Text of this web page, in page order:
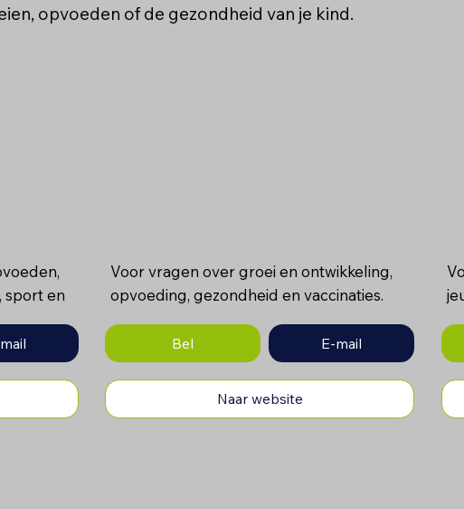
opvoeden of de gezondheid van je kind.
sport en
Voor vragen over groei en ontwikkeling,
opvoeding, gezondheid en vaccinaties.
E-mail
Bel
Naar website